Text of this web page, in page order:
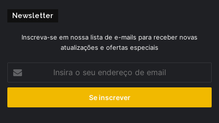
Newsletter
Inscreva-se em nossa lista de e-mails para receber novas
atualizações e ofertas especiais
seu
de